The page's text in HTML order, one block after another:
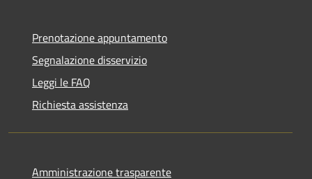
Prenotazione appuntamento
Segnalazione disservizio
Leggi le FAQ
Richiesta assistenza
Amministrazione trasparente